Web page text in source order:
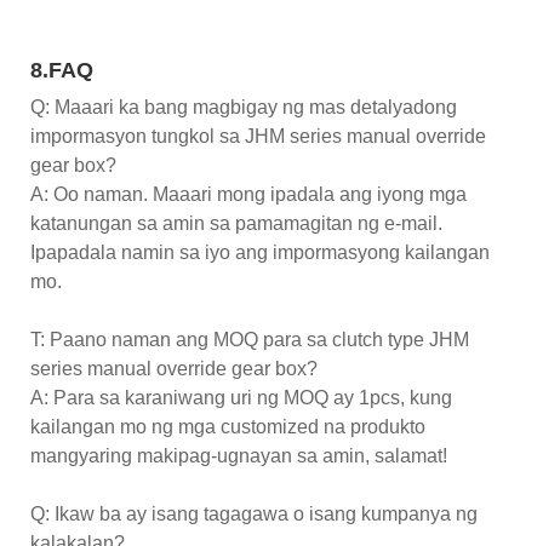
8.FAQ
Q: Maaari ka bang magbigay ng mas detalyadong
impormasyon tungkol sa JHM series manual override
gear box?
A: Oo naman. Maaari mong ipadala ang iyong mga
katanungan sa amin sa pamamagitan ng e-mail.
Ipapadala namin sa iyo ang impormasyong kailangan
mo.
T: Paano naman ang MOQ para sa clutch type JHM
series manual override gear box?
A: Para sa karaniwang uri ng MOQ ay 1pcs, kung
kailangan mo ng mga customized na produkto
mangyaring makipag-ugnayan sa amin, salamat!
Q: Ikaw ba ay isang tagagawa o isang kumpanya ng